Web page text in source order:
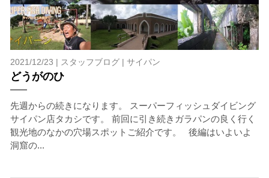
2021/12/23 | スタッフブログ| サイパン
どうがのひ
先週からの続きになります。 スーパーフィッシュダイビング
サイパン店タカシです。 前回に引き続きガラパンの良く行く
観光地のなかの穴場スポットご紹介です。 後編はいよいよ
洞窟の...
ホエールスイムは、通常のスノーケリングやスキンダイビ
ングに伴う危険に加え、予測不能なクジラの行動や、クジ
ラとの接触によってトラブルが発生する可能性がありま
す。さらに、流れのある海上で、船上からエントリーやエ
キジットを行う際にもトラブルが生じる可能性がありま
す。そして、これらを要因として傷害や損害が発生する場
合があります。またホエールスイムでは、これら以外にも
想定できないトラブルが発生する可能性があります。
参加者はこれらのリスクを理解し、傷害や損害につながっ
た場合、またはその他いかなる理由があっても、当ツアー
開催主催者とガイド、船舶の保有者及び船長に対して損害